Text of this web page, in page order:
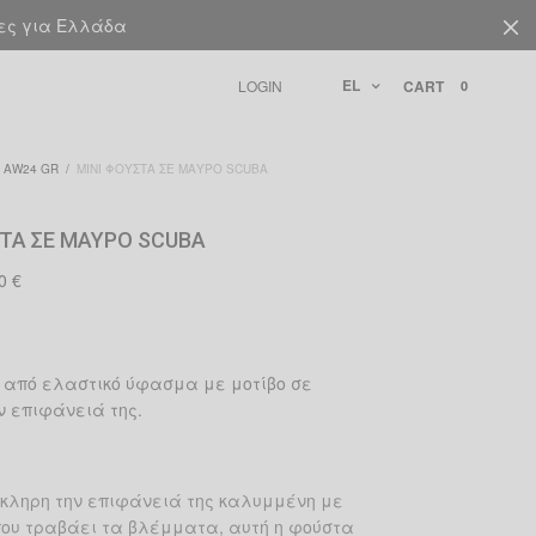
για Ελλάδα
LOGIN EL CART 0
AW24 GR / MINI ΦΟΎΣΤΑ ΣΕ ΜΑΎΡΟ SCUBA
ΣΕ ΜΑΎΡΟ SCUBA
€Η
από ελαστικό ύφασμα με μοτίβο σε
επιφάνειά της.
την επιφάνειά της καλυμμένη με
τραβάει τα βλέμματα, αυτή η φούστα